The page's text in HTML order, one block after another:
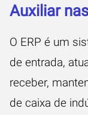
Auxiliar
O ERP é um
de entrada,
receber,
de caixa de